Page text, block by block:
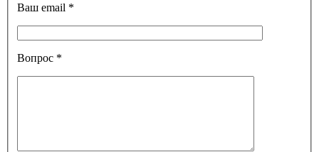
Ваш email *
Вопрос *